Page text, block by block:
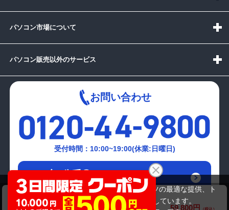
HP ProBook 450 G8（第11世代Corei5）
商品価格(税込) 59,800円
パソコン市場について
パソコン販売以外のサービス
お問い合わせ
受付時間：10:00~19:00(休業:日曜日)
メールでの
お問い合わせはこちら
当サイトでは利用体験の向上およびコンテンツの最適な提供、ト
ラフィックの分析を目的としてCookieを使用しています。